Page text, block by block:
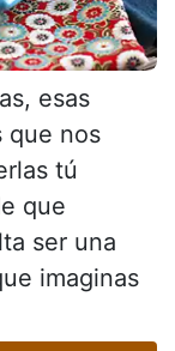
esas
que nos
tú
que
ser una
imaginas